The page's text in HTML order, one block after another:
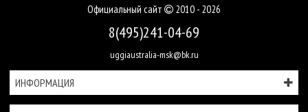
Официальный сайт 2010 - 2026
8(495)241-04-69
uggiaustralia-msk@bk.ru
ИНФОРМАЦИЯ